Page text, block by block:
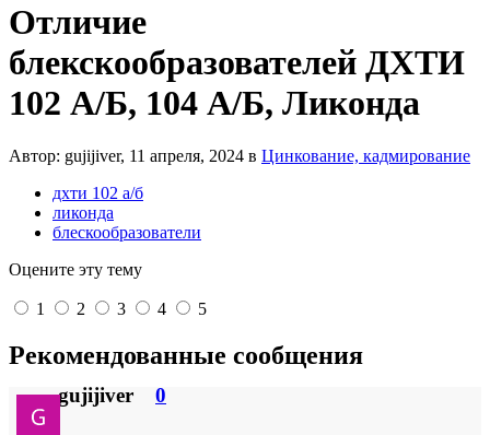
Отличие
блекскообразователей ДХТИ
102 А/Б, 104 А/Б, Ликонда
Автор: gujijiver, 11 апреля, 2024 в Цинкование, кадмирование
дхти 102 а/б
ликонда
блескообразователи
Оцените эту тему
1 2 3 4 5
Рекомендованные сообщения
gujijiver 0